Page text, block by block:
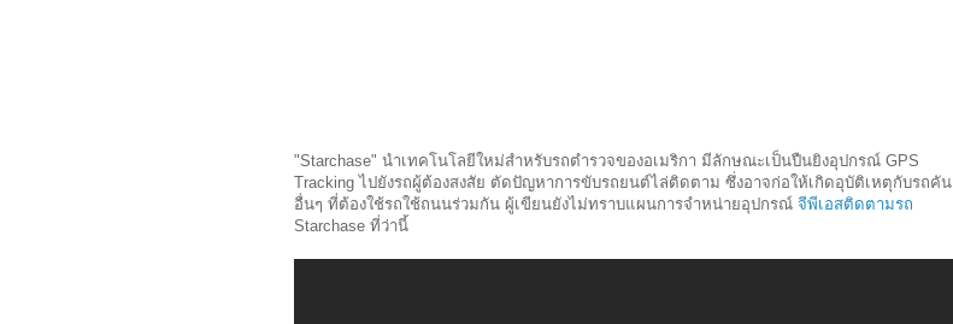
"Starchase" นำเทคโนโลยีใหม่สำหรับรถตำรวจของอเมริกา มีลักษณะเป็นปืนยิงอุปกรณ์ GPS
Tracking ไปยังรถผู้ต้องสงสัย ตัดปัญหาการขับรถยนต์ไล่ติดตาม ซึ่งอาจก่อให้เกิดอุบัติเหตุกับรถคัน
อื่นๆ ที่ต้องใช้รถใช้ถนนร่วมกัน ผู้เขียนยังไม่ทราบแผนการจำหน่ายอุปกรณ์ จีพีเอสติดตามรถ
Starchase ที่ว่านี้